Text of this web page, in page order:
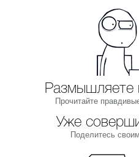
Размышляете
Прочитайте
Уже
Поделитесь